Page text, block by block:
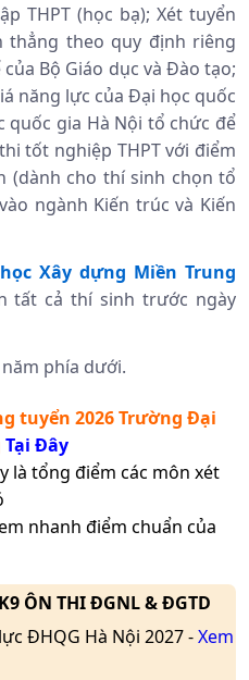
THPT (học bạ); Xét tuyển
thẳng theo quy định riêng
Bộ Giáo dục và Đào tạo;
năng lực của Đại học quốc
quốc gia Hà Nội tổ chức để
tốt nghiệp THPT với điểm
(dành cho thí sinh chọn tổ
ngành Kiến trúc và Kiến
Xây dựng Miền Trung
tất cả thí sinh trước ngày
phía dưới.
tuyển 2026Trường Đại
Tại Đây
là tổng điểm các môn xét
nhanh điểm chuẩn của
ÔN THI ĐGNL & ĐGTD
ĐHQG Hà Nội 2027 -Xem